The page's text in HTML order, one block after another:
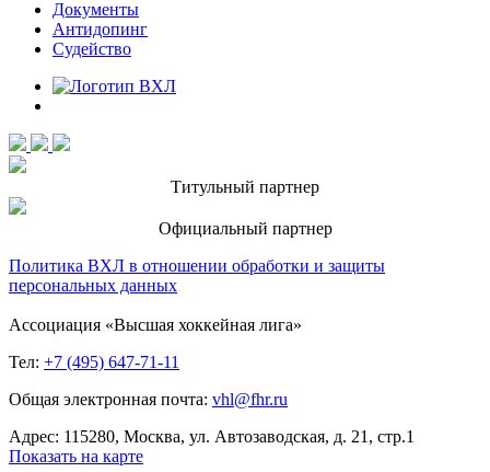
Документы
Антидопинг
Судейство
Титульный партнер
Официальный партнер
Политика ВХЛ в отношении обработки и защиты
персональных данных
Ассоциация «Высшая хоккейная лига»
Тел: +7 (495) 647-71-11
Общая электронная почта: vhl@fhr.ru
Адрес: 115280, Москва, ул. Автозаводская, д. 21, стр.1
Показать на карте